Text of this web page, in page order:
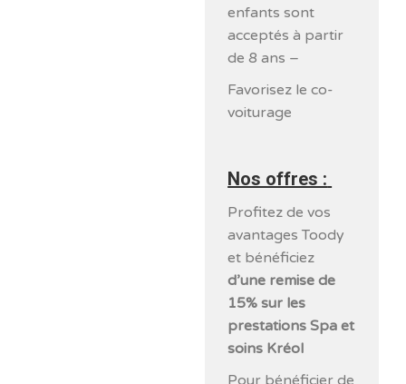
enfants sont
acceptés à partir
de 8 ans –
Favorisez le co-
voiturage
Nos offres :
Profitez de vos
avantages Toody
et bénéficiez
d’une remise de
15% sur les
prestations Spa et
soins Kréol
Pour bénéficier de